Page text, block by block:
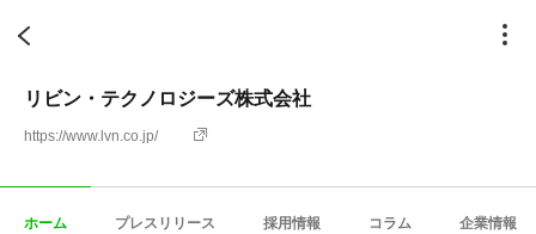
リビン・テクノロジーズ株式会社
https://www.lvn.co.jp/
ホーム プレスリリース 採用情報 コラム 企業情報